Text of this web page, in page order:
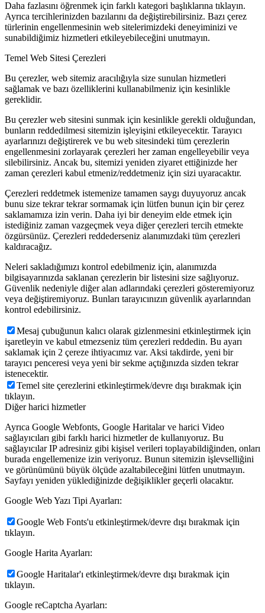
Daha fazlasını öğrenmek için farklı kategori başlıklarına tıklayın.
Ayrıca tercihlerinizden bazılarını da değiştirebilirsiniz. Bazı çerez
türlerinin engellenmesinin web sitelerimizdeki deneyiminizi ve
sunabildiğimiz hizmetleri etkileyebileceğini unutmayın.
Temel Web Sitesi Çerezleri
Bu çerezler, web sitemiz aracılığıyla size sunulan hizmetleri
sağlamak ve bazı özelliklerini kullanabilmeniz için kesinlikle
gereklidir.
Bu çerezler web sitesini sunmak için kesinlikle gerekli olduğundan,
bunların reddedilmesi sitemizin işleyişini etkileyecektir. Tarayıcı
ayarlarınızı değiştirerek ve bu web sitesindeki tüm çerezlerin
engellenmesini zorlayarak çerezleri her zaman engelleyebilir veya
silebilirsiniz. Ancak bu, sitemizi yeniden ziyaret ettiğinizde her
zaman çerezleri kabul etmeniz/reddetmeniz için sizi uyaracaktır.
Çerezleri reddetmek istemenize tamamen saygı duyuyoruz ancak
bunu size tekrar tekrar sormamak için lütfen bunun için bir çerez
saklamamıza izin verin. Daha iyi bir deneyim elde etmek için
istediğiniz zaman vazgeçmek veya diğer çerezleri tercih etmekte
özgürsünüz. Çerezleri reddederseniz alanımızdaki tüm çerezleri
kaldıracağız.
Neleri sakladığımızı kontrol edebilmeniz için, alanımızda
bilgisayarınızda saklanan çerezlerin bir listesini size sağlıyoruz.
Güvenlik nedeniyle diğer alan adlarındaki çerezleri gösteremiyoruz
veya değiştiremiyoruz. Bunları tarayıcınızın güvenlik ayarlarından
kontrol edebilirsiniz.
Mesaj çubuğunun kalıcı olarak gizlenmesini etkinleştirmek için
işaretleyin ve kabul etmezseniz tüm çerezleri reddedin. Bu ayarı
saklamak için 2 çereze ihtiyacımız var. Aksi takdirde, yeni bir
tarayıcı penceresi veya yeni bir sekme açtığınızda sizden tekrar
istenecektir.
Temel site çerezlerini etkinleştirmek/devre dışı bırakmak için
tıklayın.
Diğer harici hizmetler
Ayrıca Google Webfonts, Google Haritalar ve harici Video
sağlayıcıları gibi farklı harici hizmetler de kullanıyoruz. Bu
sağlayıcılar IP adresiniz gibi kişisel verileri toplayabildiğinden, onları
burada engellemenize izin veriyoruz. Bunun sitemizin işlevselliğini
ve görünümünü büyük ölçüde azaltabileceğini lütfen unutmayın.
Sayfayı yeniden yüklediğinizde değişiklikler geçerli olacaktır.
Google Web Yazı Tipi Ayarları:
Google Web Fonts'u etkinleştirmek/devre dışı bırakmak için
tıklayın.
Google Harita Ayarları:
Google Haritalar'ı etkinleştirmek/devre dışı bırakmak için
tıklayın.
Google reCaptcha Ayarları: